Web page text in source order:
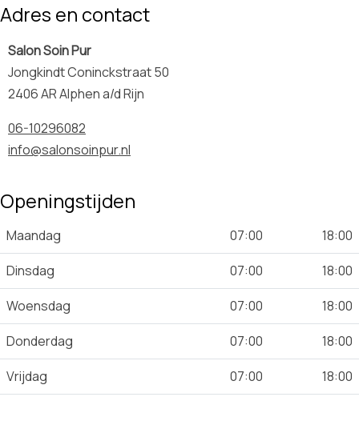
Adres en contact
Salon Soin Pur
Jongkindt Coninckstraat 50
2406 AR Alphen a/d Rijn
06-10296082
info@salonsoinpur.nl
Openingstijden
Maandag 07:00
18:00
Dinsdag
07:00
18:00
Woensdag
07:00
18:00
Donderdag
07:00
18:00
Vrijdag
07:00 18:00